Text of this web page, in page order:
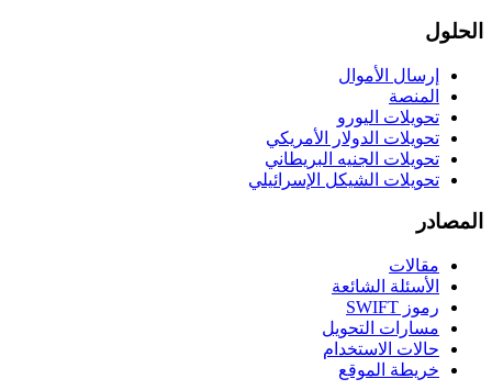
الحلول
إرسال الأموال
المنصة
تحويلات اليورو
تحويلات الدولار الأمريكي
تحويلات الجنيه البريطاني
تحويلات الشيكل الإسرائيلي
المصادر
مقالات
الأسئلة الشائعة
رموز SWIFT
مسارات التحويل
حالات الاستخدام
خريطة الموقع